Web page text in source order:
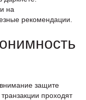
на
рекомендации.
защите
проходят